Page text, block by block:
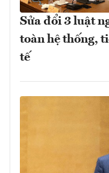
Sửa đổi 3 luật
toàn hệ thống,
tế